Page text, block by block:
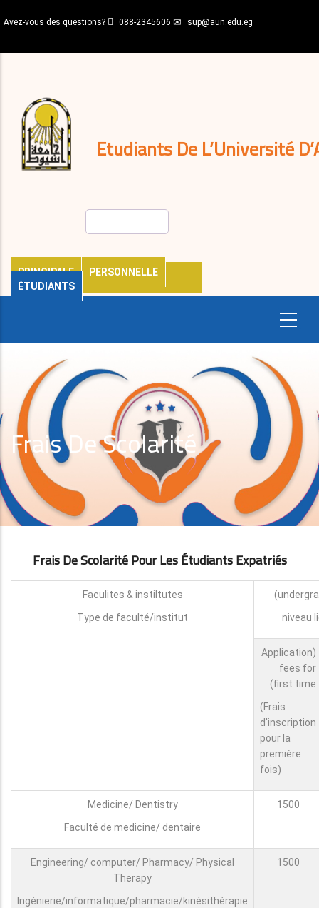
au
principal
Avez-vous des questions? 088-2345606 sup@aun.edu.eg
Etudiants De L’Université
PRINCIPALE
PERSONNELLE
ÉTUDIANTS
décisions
Expatriés
Journal
Frais De Scolarité
Frais De Scolarité Pour Les Étudiants ExpatriÉS
Faculites & instiltutes
Type de faculté/institut
niveau
(Application
fees for
first time)
(Frais
d'inscription
pour la
première
fois)
Medicine/ Dentistry
Faculté de medicine/ dentaire
1500
Engineering/ computer/ Pharmacy/ Physical
Therapy
Ingénierie/informatique/pharmacie/kinésithérapie
1500